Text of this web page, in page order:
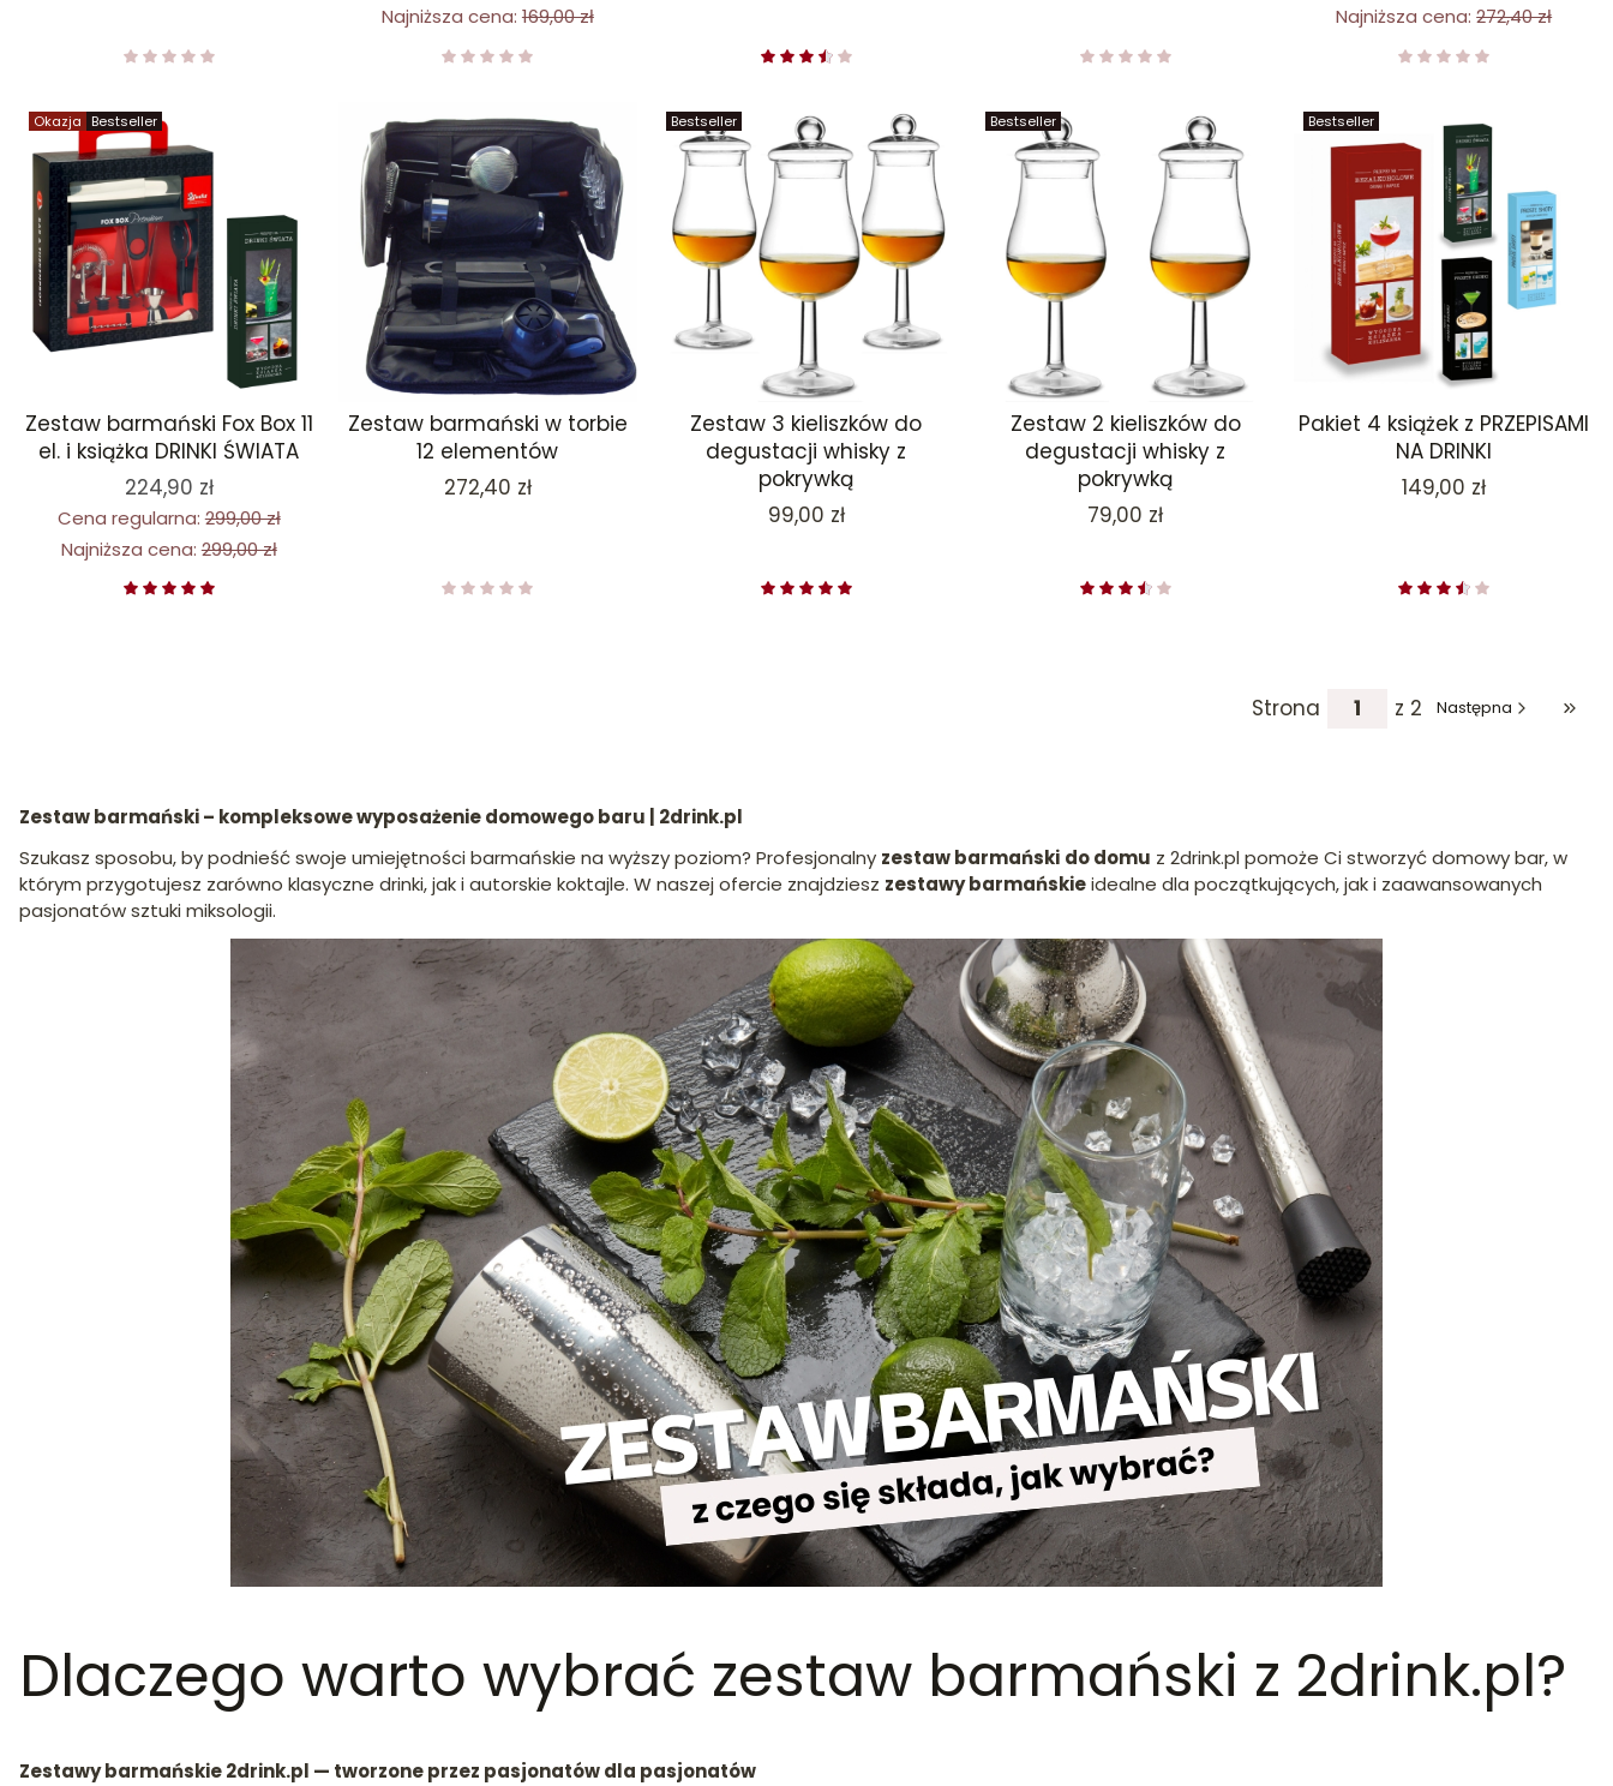
Najniższa cena: 169,00 zł
Najniższa cena: 272,40 zł
Okazja Bestseller
Zestaw barmański Fox Box 11
el. i książka DRINKI ŚWIATA
224,90 zł
Cena regularna: 299,00 zł
Najniższa cena: 299,00 zł
Zestaw barmański w torbie
12 elementów
Cena
272,40 zł
Bestseller
Zestaw 3 kieliszków do
degustacji whisky z
pokrywką
Cena
99,00 zł
Bestseller
Zestaw 2 kieliszków do
degustacji whisky z
pokrywką
Cena
79,00 zł
Bestseller
Pakiet 4 książek z PRZEPISAMI
NA DRINKI
Cena
149,00 zł
Strona z 2 Następna
Zestaw barmański – kompleksowe wyposażenie domowego baru | 2drink.pl
Szukasz sposobu, by podnieść swoje umiejętności barmańskie na wyższy poziom? Profesjonalny zestaw barmański do domu z 2drink.pl pomoże Ci stworzyć domowy bar, w
którym przygotujesz zarówno klasyczne drinki, jak i autorskie koktajle. W naszej ofercie znajdziesz zestawy barmańskieidealne dla początkujących, jak i zaawansowanych
pasjonatów sztuki miksologii.
Dlaczego warto wybrać zestaw barmański z 2drink.pl?
Zestawy barmańskie 2drink.pl — tworzone przez pasjonatów dla pasjonatów